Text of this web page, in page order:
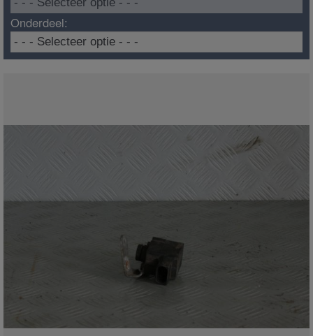
Onderdeel: